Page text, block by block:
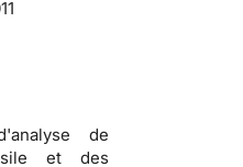
de
et des